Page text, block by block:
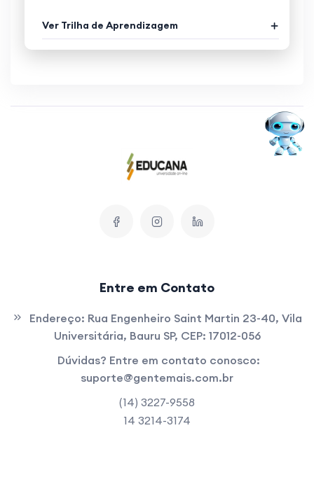
Ver Trilha de Aprendizagem
Entre em Contato
Endereço: Rua Engenheiro Saint Martin 23-40, Vila
Universitária, Bauru SP, CEP: 17012-056
Dúvidas? Entre em contato conosco:
suporte@gentemais.com.br
(14) 3227-9558
14 3214-3174